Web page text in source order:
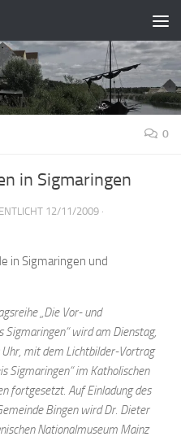
0
in Sigmaringen
12/11/2009 ·
in Sigmaringen und
„Die Vor- und
Sigmaringen“ wird am Dienstag,
mit dem Lichtbilder-Vortrag
Sigmaringen“ im Katholischen
fortgesetzt. Auf Einladung des
Bingen wird Dr. Dieter
Nationalmuseum Mainz